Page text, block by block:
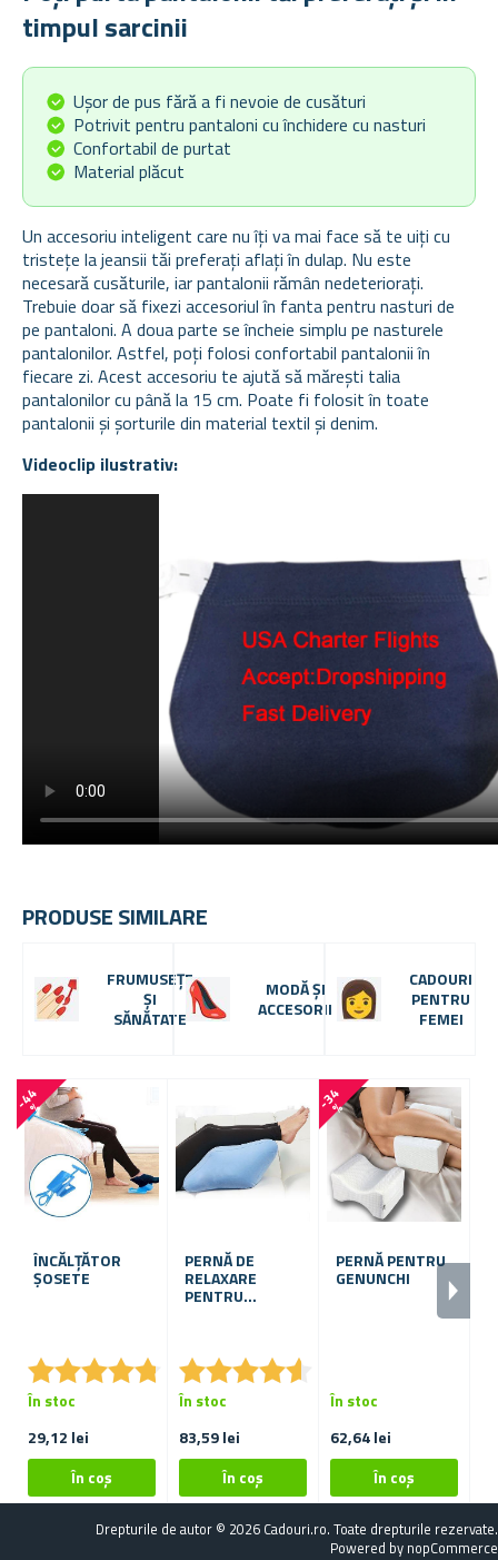
timpul sarcinii
Ușor de pus fără a fi nevoie de cusături
Potrivit pentru pantaloni cu închidere cu nasturi
Confortabil de purtat
Material plăcut
Un accesoriu inteligent care nu îți va mai face să te uiți cu
tristețe la jeansii tăi preferați aflați în dulap. Nu este
necesară cusăturile, iar pantalonii rămân nedeteriorați.
Trebuie doar să fixezi accesoriul în fanta pentru nasturi de
pe pantaloni. A doua parte se încheie simplu pe nasturele
pantalonilor. Astfel, poți folosi confortabil pantalonii în
fiecare zi. Acest accesoriu te ajută să mărești talia
pantalonilor cu până la 15 cm. Poate fi folosit în toate
pantalonii și șorturile din material textil și denim.
Videoclip ilustrativ:
PRODUSE SIMILARE
FRUMUSEȚE
ȘI
SĂNĂTATE
MODĂ ȘI
ACCESORII
CADOURI
PENTRU
FEMEI
-
4
4
%
ÎNCĂLȚĂTOR
ȘOSETE
★★★★★
★★★★★
29,12 lei
În stoc
PERNĂ DE
RELAXARE
PENTRU
★★★★★
★★★★★
83,59 lei
În stoc
-
3
4
%
PERNĂ PENTRU
GENUNCHI
62,64 lei
În stoc
Drepturile de autor © 2026 Cadouri.ro. Toate drepturile rezervate.
Powered by nopCommerce